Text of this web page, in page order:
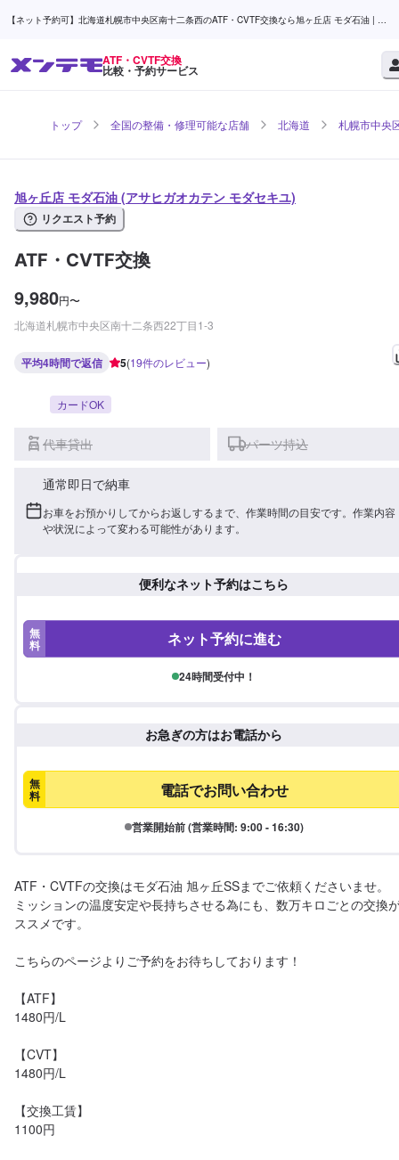
【ネット予約可】北海道札幌市中央区南十二条西のATF・CVTF交換なら旭ヶ丘店 モダ石油 | メ
ATF・CVTF交換
比較・予約サービス
トップ 全国の整備・修理可能な店舗 北海道 札幌市中央
旭ヶ丘店 モダ石油 (アサヒガオカテン モダセキユ)
リクエスト予約
ATF・CVTF交換
9,980円〜
北海道札幌市中央区南十二条西22丁目1-3
平均4時間で返信 5(19件のレビュー)
カードOK
代車貸出 パーツ持込
通常即日で納車
お車をお預かりしてからお返しするまで、作業時間の目安です。作業内容
や状況によって変わる可能性があります。
便利なネット予約はこちら
無
料 ネット予約に進む
24時間受付中！
お急ぎの方はお電話から
無
料 電話でお問い合わせ
営業開始前 (営業時間: 9:00 - 16:30)
ATF・CVTFの交換はモダ石油 旭ヶ丘SSまでご依頼くださいませ。
ミッションの温度安定や長持ちさせる為にも、数万キロごとの交換
ススメです。
こちらのページよりご予約をお待ちしております！
【ATF】
1480円/L
【CVT】
1480円/L
【交換工賃】
1100円